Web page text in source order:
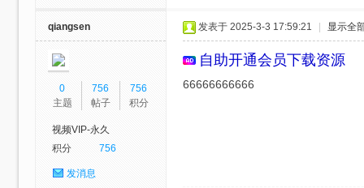
站-
qiangsen
0
主题
756
帖子
756
积分
视频VIP-永久
积分
756
发消息
发表于 2025-3-3 17:59:21 显示全
自助开通会员下载资源
66666666666